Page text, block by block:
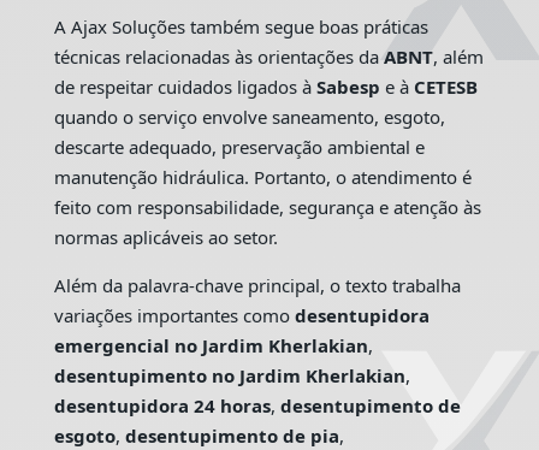
A Ajax Soluções também segue boas práticas
técnicas relacionadas às orientações da ABNT, além
de respeitar cuidados ligados à Sabesp e à CETESB
quando o serviço envolve saneamento, esgoto,
descarte adequado, preservação ambiental e
manutenção hidráulica. Portanto, o atendimento é
feito com responsabilidade, segurança e atenção às
normas aplicáveis ao setor.
Além da palavra-chave principal, o texto trabalha
variações importantes como desentupidora
emergencial no Jardim Kherlakian,
desentupimento no Jardim Kherlakian,
desentupidora 24 horas, desentupimento de
esgoto, desentupimento de pia,